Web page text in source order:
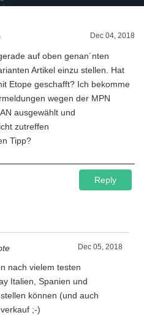
Dec 04, 2018
auf oben genan´nten
Artikel einzu stellen. Hat
Etope geschafft? Ich bekomme
wegen der MPN
ausgewählt und
zutreffen
Tipp?
Reply
Dec 05, 2018
nach vielem testen
Italien, Spanien und
können (und auch
;-)